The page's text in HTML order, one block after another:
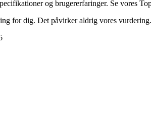
og brugererfaringer. Se vores
for dig. Det påvirker aldrig vores vurdering.